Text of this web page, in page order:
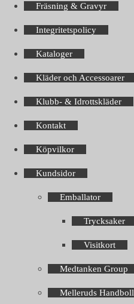
Fräsning & Gravyr
Integritetspolicy
Kataloger
Kläder och Accessoarer
Klubb- & Idrottskläder
Kontakt
Köpvilkor
Kundsidor
Emballator
Trycksaker
Visitkort
Medtanken Group
Melleruds Handboll